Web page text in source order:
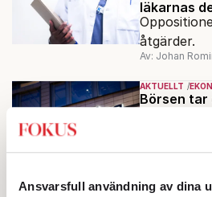
Ansvarsfull användning av dina
läkarnas
åtgärder.
Av: Johan
AKTUELLT
Börsen tar
på plus
inledning
Av: TT